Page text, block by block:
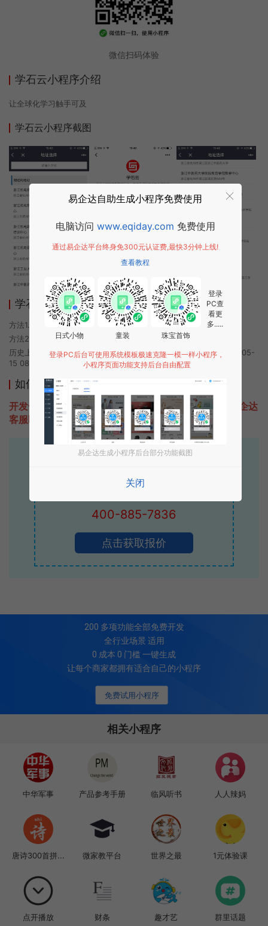
微信扫码体验
学石云小程序介绍
让全球化学习触手可及
学石云小程序截图
学石云小程序使用方法
方法1. 使用微信扫描本页面上方二维码进入学石云的小程序
方法2. 在微信中搜索“学石云”即可进入小程序
历史上的今时小程序由学石云团队开发，易企达小程序商店于2022-05-
15 08:37发布
如何开发类似学石云的小程序
开发一款类似学石云的小程序不难，只需要咨询本站易企达
客服即可为您定制开发，免费提供报价。
易企达10年行业沉淀！
400-885-7836
点击获取报价
免费试用小程序
200 多项功能全部免费开发
全行业场景 适用
0 成本 0 门槛 一键生成
让每个商家都拥有适合自己的小程序
相关小程序
中华军事 产品参考手册 临风听书 人人辣妈
唐诗300首拼... 微家教平台 世界之最 1元体验课
点开播放 财条 趣才艺 群里话题
易企达自助生成小程序免费使用
电脑访问 www.eqiday.com 免费使用
通过易企达平台终身免300元认证费,最快3分钟上线!
查看教程
日式小物 童装 珠宝首饰
登录
PC查
看更
多.....
登录PC后台可使用系统模板极速克隆一模一样小程序，
小程序页面功能支持后台自由配置
易企达生成小程序后台部分功能截图
关闭